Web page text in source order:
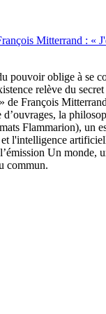
Mitterrand : «
pouvoir oblige à se
relève du
de François
la
Flammarion), un
l'intelligence
Un monde,
commun.